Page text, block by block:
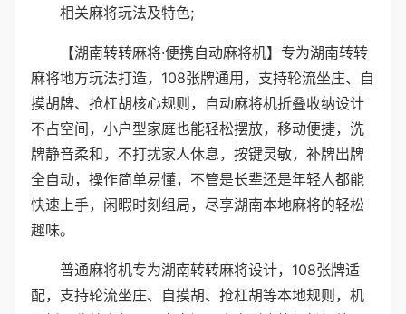
相关麻将玩法及特色;
【湖南转转麻将·便携自动麻将机】专为湖南转转
麻将地方玩法打造，108张牌通用，支持轮流坐庄、自
摸胡牌、抢杠胡核心规则，自动麻将机折叠收纳设计
不占空间，小户型家庭也能轻松摆放，移动便捷，洗
牌静音柔和，不打扰家人休息，按键灵敏，补牌出牌
全自动，操作简单易懂，不管是长辈还是年轻人都能
快速上手，闲暇时刻组局，尽享湖南本地麻将的轻松
趣味。
普通麻将机专为湖南转转麻将设计，108张牌适
配，支持轮流坐庄、自摸胡、抢杠胡等本地规则，机